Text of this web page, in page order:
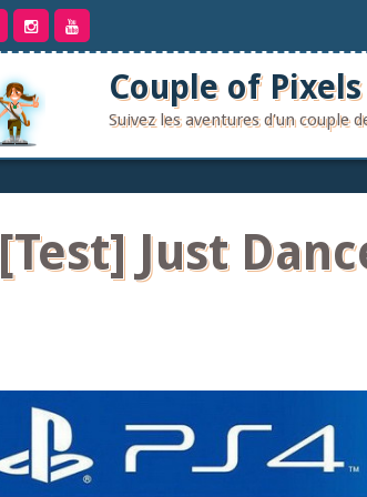
Couple of Pixels
Suivez les aventures d'un couple
[Test] Just